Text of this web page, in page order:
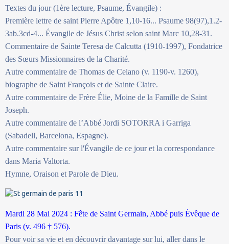
Textes du jour (1ère lecture, Psaume, Évangile) :
Première lettre de saint Pierre Apôtre 1,10-16... Psaume 98(97),1.2-
3ab.3cd-4... Évangile de Jésus Christ selon saint Marc 10,28-31.
Commentaire de Sainte Teresa de Calcutta (1910-1997), Fondatrice
des Sœurs Missionnaires de la Charité.
Autre commentaire de Thomas de Celano (v. 1190-v. 1260),
biographe de Saint François et de Sainte Claire.
Autre commentaire de Frère Élie, Moine de la Famille de Saint
Joseph.
Autre commentaire de l’Abbé Jordi SOTORRA i Garriga
(Sabadell, Barcelona, Espagne).
Autre commentaire sur l'Évangile de ce jour et la correspondance
dans Maria Valtorta.
Hymne, Oraison et Parole de Dieu.
Mardi 28 Mai 2024 : Fête de Saint Germain, Abbé puis Évêque de
Paris (v. 496 † 576).
Pour voir sa vie et en découvrir davantage sur lui, aller dans le